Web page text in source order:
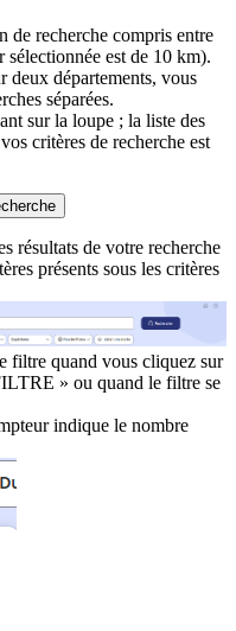
de recherche compris entre
est de 10 km).
deux départements, vous
séparées.
sur la loupe ; la liste des
critères de recherche est
résultats de votre recherche
présents sous les critères
filtre quand vous cliquez sur
» ou quand le filtre se
indique le nombre